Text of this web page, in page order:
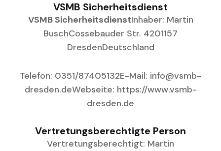
VSMB Sicherheitsdienst
VSMB SicherheitsdienstInhaber: Martin
BuschCossebauder Str. 4201157
DresdenDeutschland
Telefon: 0351/87405132E-Mail: info@vsmb-
dresden.deWebseite: https://www.vsmb-
dresden.de
Vertretungsberechtigte Person
Vertretungsberechtigt: Martin